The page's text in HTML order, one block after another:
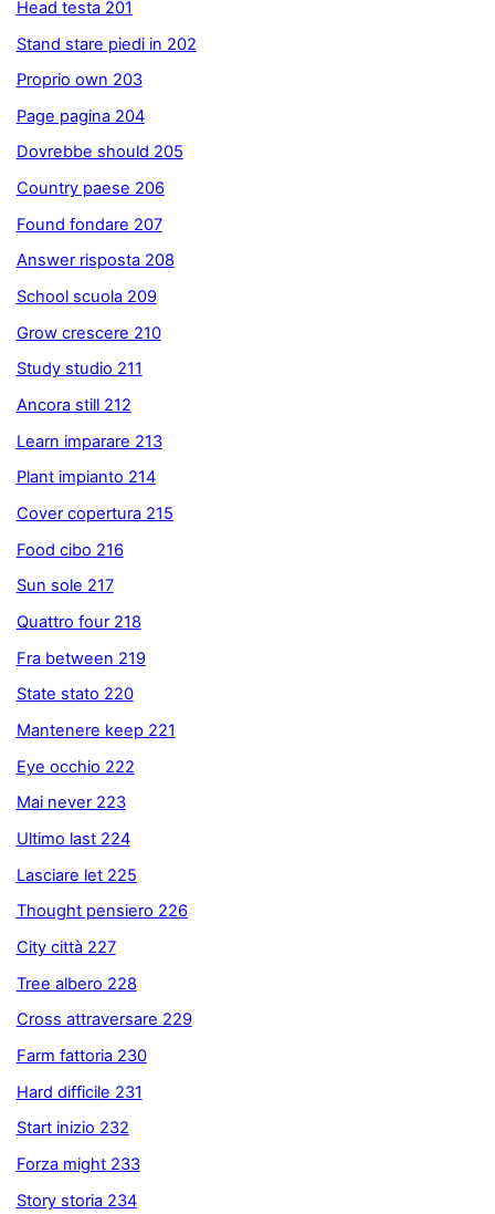
Head testa 201
Stand stare piedi in 202
Proprio own 203
Page pagina 204
Dovrebbe should 205
Country paese 206
Found fondare 207
Answer risposta 208
School scuola 209
Grow crescere 210
Study studio 211
Ancora still 212
Learn imparare 213
Plant impianto 214
Cover copertura 215
Food cibo 216
Sun sole 217
Quattro four 218
Fra between 219
State stato 220
Mantenere keep 221
Eye occhio 222
Mai never 223
Ultimo last 224
Lasciare let 225
Thought pensiero 226
City città 227
Tree albero 228
Cross attraversare 229
Farm fattoria 230
Hard difficile 231
Start inizio 232
Forza might 233
Story storia 234